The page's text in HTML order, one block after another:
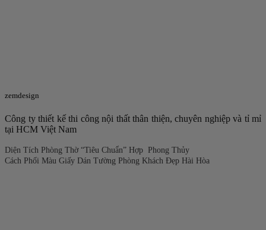
zemdesign
Công ty thiết kế thi công nội thất thân thiện, chuyên nghiệp và tỉ mỉ
tại HCM Việt Nam
Diện Tích Phòng Thờ “Tiêu Chuẩn” Hợp Phong Thủy
Cách Phối Màu Giấy Dán Tường Phòng Khách Đẹp Hài Hòa